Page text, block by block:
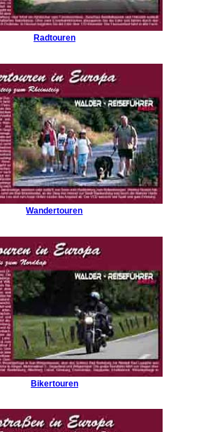
Radtouren
Wandertouren
Bikertouren